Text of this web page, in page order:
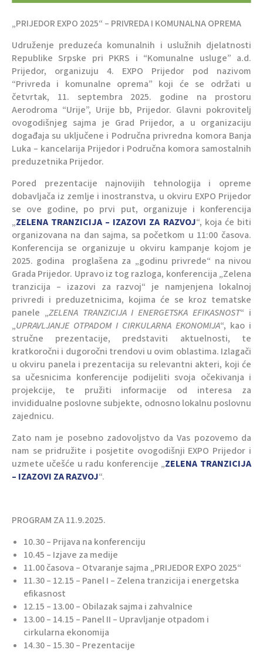
„PRIJEDOR EXPO 2025“ – PRIVREDA I KOMUNALNA OPREMA
Udruženje preduzeća komunalnih i uslužnih djelatnosti
Republike Srpske pri PKRS i “Komunalne usluge” a.d.
Prijedor, organizuju 4. EXPO Prijedor pod nazivom
“Privreda i komunalne oprema” koji će se održati u
četvrtak, 11. septembra 2025. godine na prostoru
Aerodroma “Urije”, Urije bb, Prijedor. Glavni pokrovitelj
ovogodišnjeg sajma je Grad Prijedor, a u organizaciju
događaja su uključene i Područna privredna komora Banja
Luka – kancelarija Prijedor i Područna komora samostalnih
preduzetnika Prijedor.
Pored prezentacije najnovijih tehnologija i opreme
dobavljača iz zemlje i inostranstva, u okviru EXPO Prijedor
se ove godine, po prvi put, organizuje i konferencija
„ZELENA TRANZICIJA – IZAZOVI ZA RAZVOJ“, koja će biti
organizovana na dan sajma, sa početkom u 11:00 časova.
Konferencija se organizuje u okviru kampanje kojom je
2025. godina proglašena za „godinu privrede“ na nivou
Grada Prijedor. Upravo iz tog razloga, konferencija „Zelena
tranzicija – izazovi za razvoj“ je namjenjena lokalnoj
privredi i preduzetnicima, kojima će se kroz tematske
panele „ZELENA TRANZICIJA I ENERGETSKA EFIKASNOST“ i
„UPRAVLJANJE OTPADOM I CIRKULARNA EKONOMIJA“, kao i
stručne prezentacije, predstaviti aktuelnosti, te
kratkoročni i dugoročni trendovi u ovim oblastima. Izlagači
u okviru panela i prezentacija su relevantni akteri, koji će
sa učesnicima konferencije podijeliti svoja očekivanja i
projekcije, te pružiti informacije od interesa za
invididualne poslovne subjekte, odnosno lokalnu poslovnu
zajednicu.
Zato nam je posebno zadovoljstvo da Vas pozovemo da
nam se pridružite i posjetite ovogodišnji EXPO Prijedor i
uzmete učešće u radu konferencije „ZELENA TRANZICIJA
– IZAZOVI ZA RAZVOJ“.
PROGRAM ZA 11.9.2025.
10.30 – Prijava na konferenciju
10.45 – Izjave za medije
11.00 časova – Otvaranje sajma „PRIJEDOR EXPO 2025“
11.30 – 12.15 – Panel I – Zelena tranzicija i energetska
efikasnost
12.15 – 13.00 – Obilazak sajma i zahvalnice
13.00 – 14.15 – Panel II – Upravljanje otpadom i
cirkularna ekonomija
14.30 – 15.30 – Prezentacije